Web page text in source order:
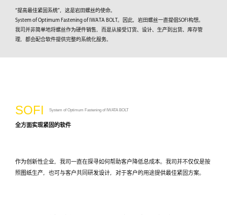
“提高最佳紧固系统”，这是岩田螺丝的使命。
System of Optimum Fastening of IWATA BOLT。因此，岩田螺丝一直提倡SOFI构想。
我司并非简单地将螺丝作为硬件销售，而是从接受订货、设计、生产到出货、库存管
理，都会配合软件提供完整的系统化服务。
SOFI System of Optimum Fastening of IWATA BOLT
全方面实现紧固的软件
作为创新性企业，我司一直在探寻如何帮助客户降低总成本。我司并不仅仅是按
照图纸生产，也可与客户共同研发设计，对于客户的用途提供最佳紧固方案。